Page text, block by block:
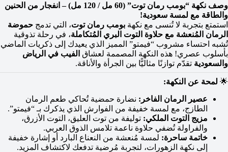
وصف نكهة “بومب رمان توت” (60 مل / 120 مل) – انفجار من الحنين
والطاقة مع لمسة سعودية!
استمتع بتجربة لا تُنسى مع نكهة بومب رمان توت، التي تدمج حموضة
الرمان المُنعشة مع حلاوة التوت البري المُتكاملة، في رحلة تذوقية
تُشبه احتساء مشروب “فيمتو” المميز الذي يعيدك إلى ذكريات الماضي
بأسلوب عصري! هذه النكهة المصممة لعشاق الفيب في الرياض
والسعودية تقدّم توازنًا مثاليًّا بين الجرأة والأناقة.
🌟 لمحة عن النكهة:
عصير الرمان الفاخر: نضارة حمضية تُحاكي طعم الرمان
الطازج، مع لمسة خفيفة من الفوارش الذي يذكرك بـ “فيمتو”.
مزيج التوت الملكي: توليفة من توت العليق، التوت الأزرق،
والفراولة تُضفي حلاوة ناعمة تلامس الذوق العربي.
خاتمة ساحرة: لمسة مُنعشة من النعناع البارد أو إشارة خفيفة
إلى نكهة الزهورات، لتجربة مُرضية تدفعك لاكتشاف المزيد.